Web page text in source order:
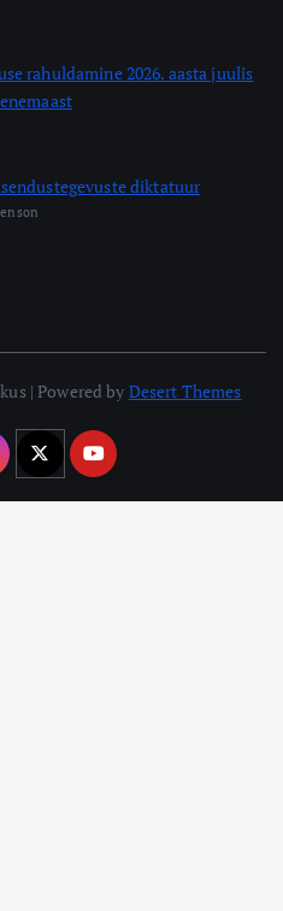
rahuldamine 2026. aasta juulis
diktatuur
| Powered by Desert Themes